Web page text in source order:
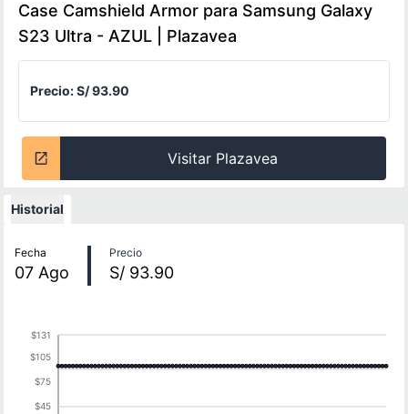
Case Camshield Armor para Samsung Galaxy
S23 Ultra - AZUL | Plazavea
Precio:S/ 93.90
Visitar Plazavea
Historial
Fecha
07 Ago
Precio
S/ 93.90
$45
$75
$105
$131